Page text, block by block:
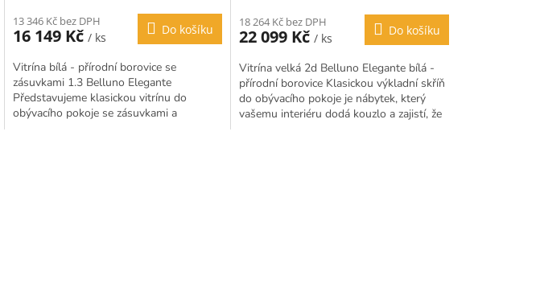
13 346 Kč bez DPH
16 149 Kč / ks
Do košíku
Vitrína bílá - přírodní borovice se
zásuvkami 1.3 Belluno Elegante
Představujeme klasickou vitrínu do
obývacího pokoje se zásuvkami a
18 264 Kč bez DPH
22 099 Kč / ks
Do košíku
Vitrína velká 2d Belluno Elegante bílá -
přírodní borovice Klasickou výkladní skříň
do obývacího pokoje je nábytek, který
vašemu interiéru dodá kouzlo a zajistí, že